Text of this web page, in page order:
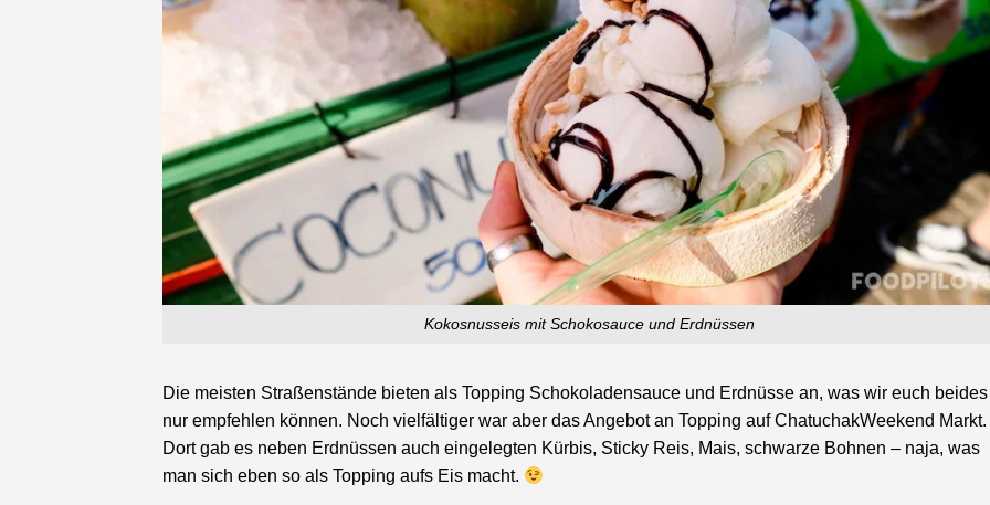
Kokosnusseis mit Schokosauce und Erdnüssen
Die meisten Straßenstände bieten als Topping Schokoladensauce und Erdnüsse an, was wir euch beides
nur empfehlen können. Noch vielfältiger war aber das Angebot an Topping auf ChatuchakWeekend Markt.
Dort gab es neben Erdnüssen auch eingelegten Kürbis, Sticky Reis, Mais, schwarze Bohnen – naja, was
man sich eben so als Topping aufs Eis macht.